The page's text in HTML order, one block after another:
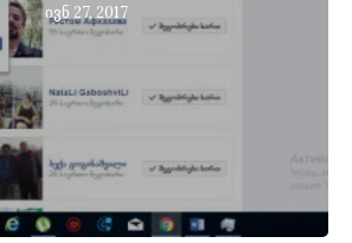
ივნ 27, 2017